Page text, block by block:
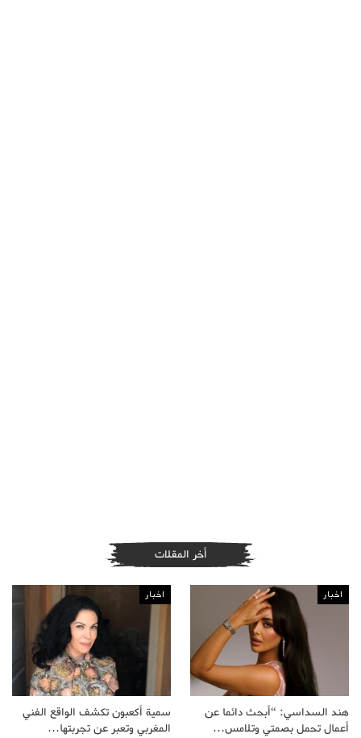
أخر المقلات
اخبار
هند السداسي: “أبحث دائما عن
أعمال تحمل بصمتي وتلامس…
اخبار
سمية أكعبون تكشف الواقع الفني
المغربي وتعبر عن تجربتها…